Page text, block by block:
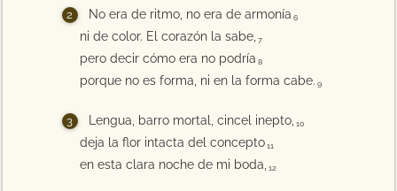
No era de ritmo, no era de armonía 6
ni de color. El corazón la sabe, 7
pero decir cómo era no podría 8
porque no es forma, ni en la forma cabe. 9
Lengua, barro mortal, cincel inepto, 10
deja la flor intacta del concepto 11
en esta clara noche de mi boda, 12